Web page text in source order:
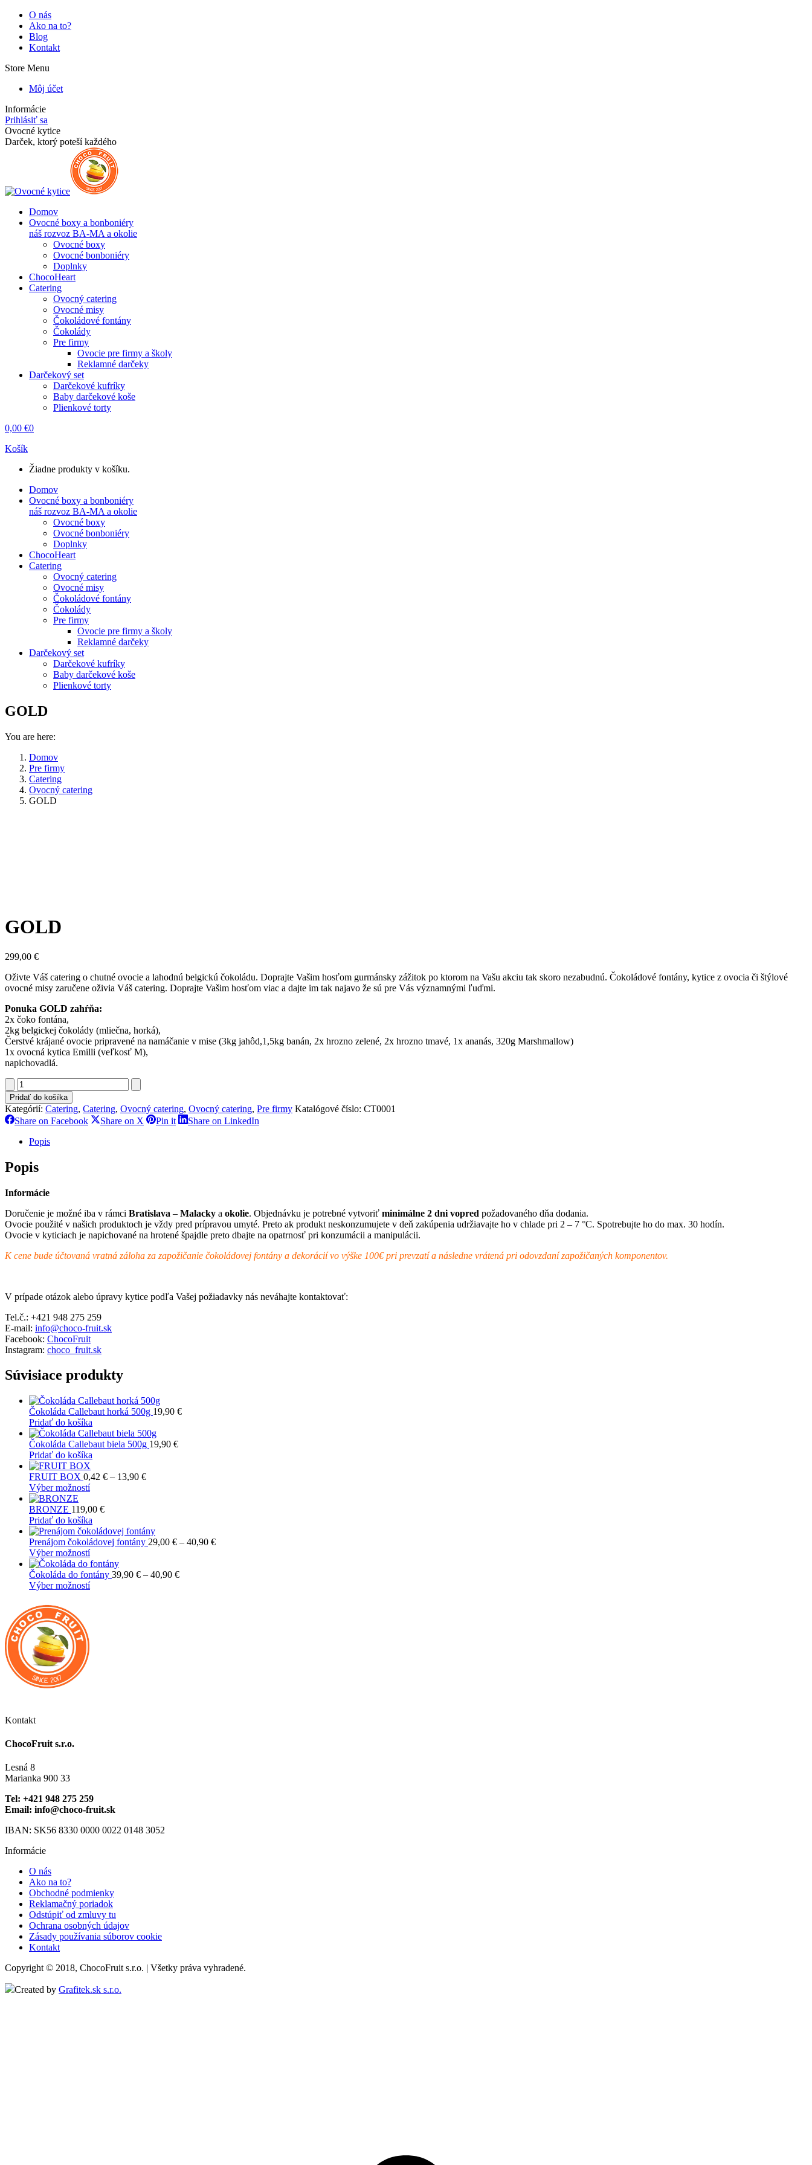
Skip
content
O nás
Ako na to?
Blog
Kontakt
Store Menu
Môj účet
Informácie
Prihlásiť sa
Facebook
page
window
Instagram
page
window
Ovocné kytice
Darček, ktorý poteší každého
Domov
Ovocné boxy a bonboniéry
náš rozvoz BA-MA a okolie
Ovocné boxy
Ovocné bonboniéry
Doplnky
ChocoHeart
Catering
Ovocný catering
Ovocné misy
Čokoládové fontány
Čokolády
Pre firmy
Ovocie pre firmy a školy
Reklamné darčeky
Darčekový set
Darčekové kufríky
Baby darčekové koše
Plienkové torty
0,00 €0
Košík
Žiadne produkty v košíku.
Domov
Ovocné boxy a bonboniéry
náš rozvoz BA-MA a okolie
Ovocné boxy
Ovocné bonboniéry
Doplnky
ChocoHeart
Catering
Ovocný catering
Ovocné misy
Čokoládové fontány
Čokolády
Pre firmy
Ovocie pre firmy a školy
Reklamné darčeky
Darčekový set
Darčekové kufríky
Baby darčekové koše
Plienkové torty
GOLD
You are here:
Domov
Pre firmy
Catering
Ovocný catering
GOLD
GOLD
299,00 €
Oživte Váš catering o chutné ovocie a lahodnú belgickú čokoládu. Doprajte Vašim hosťom gurmánsky zážitok po ktorom na Vašu akciu tak skoro nezabudnú. Čokoládové fontány, kytice z ovocia či štýlové
ovocné misy zaručene oživia Váš catering. Doprajte Vašim hosťom viac a dajte im tak najavo že sú pre Vás významnými ľuďmi.
Ponuka GOLD zahŕňa:
2x čoko fontána,
2kg belgickej čokolády (mliečna, horká),
Čerstvé krájané ovocie pripravené na namáčanie v mise (3kg jahôd,1,5kg banán, 2x hrozno zelené, 2x hrozno tmavé, 1x ananás, 320g Marshmallow)
1x ovocná kytica Emilli (veľkosť M),
napichovadlá.
množstvo
GOLD
Pridať do košíka
Kategórií: Catering, Catering, Ovocný catering, Ovocný catering, Pre firmy Katalógové číslo: CT0001
Share on FacebookShareShare on X SharePin itShareShare on LinkedIn
Popis
Popis
Informácie
Doručenie je možné iba v rámci Bratislava – Malacky a okolie. Objednávku je potrebné vytvoriť minimálne 2 dni vopred požadovaného dňa dodania.
Ovocie použité v našich produktoch je vždy pred prípravou umyté. Preto ak produkt neskonzumujete v deň zakúpenia udržiavajte ho v chlade pri 2 – 7 °C. Spotrebujte ho do max. 30 hodín.
Ovocie v kyticiach je napichované na hrotené špajdle preto dbajte na opatrnosť pri konzumácii a manipulácii.
K cene bude účtovaná vratná záloha za zapožičanie čokoládovej fontány a dekorácií vo výške 100€ pri prevzatí a následne vrátená pri odovzdaní zapožičaných komponentov.
V prípade otázok alebo úpravy kytice podľa Vašej požiadavky nás neváhajte kontaktovať:
Tel.č.: +421 948 275 259
E-mail: info@choco-fruit.sk
Facebook: ChocoFruit
Instagram: choco_fruit.sk
Súvisiace produkty
Čokoláda Callebaut horká 500g 19,90 €
Pridať do košíka
Čokoláda Callebaut biela 500g 19,90 €
Pridať do košíka
FRUIT BOX 0,42 € – 13,90 €Price
Výber možnostíTento
má
viacero
variantov.
Možnosti
si
môžete
vybrať
na
BRONZE 119,00 €
Pridať do košíka
Prenájom čokoládovej fontány 29,00 € – 40,90 €Price
Výber možnostíTento
produkt
má
viacero
Čokoláda do fontány 39,90 € – 40,90 €Price
Výber možnostíTento
Kontakt
ChocoFruit s.r.o.
Lesná 8
Marianka 900 33
Tel: +421 948 275 259
Email: info@choco-fruit.sk
IBAN: SK56 8330 0000 0022 0148 3052
Informácie
O nás
Ako na to?
Obchodné podmienky
Reklamačný poriadok
Odstúpiť od zmluvy tu
Ochrana osobných údajov
Zásady používania súborov cookie
Kontakt
Copyright © 2018, ChocoFruit s.r.o. | Všetky práva vyhradené.
Created by Grafitek.sk s.r.o.